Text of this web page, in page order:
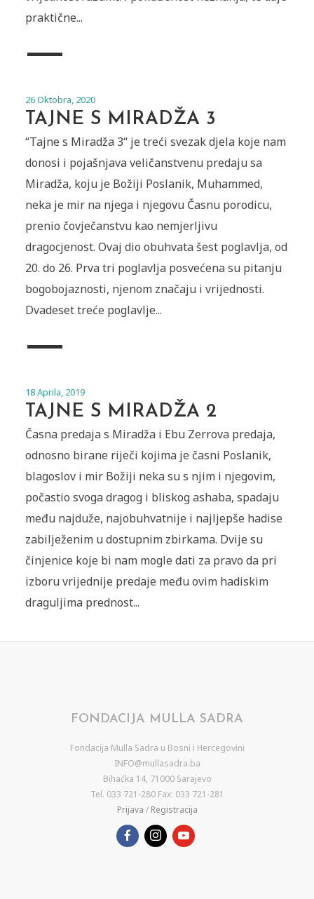
praktične...
26 Oktobra, 2020
TAJNE S MIRADŽA 3
“Tajne s Miradža 3“ je treći svezak djela koje nam
donosi i pojašnjava veličanstvenu predaju sa
Miradža, koju je Božiji Poslanik, Muhammed,
neka je mir na njega i njegovu Časnu porodicu,
prenio čovječanstvu kao nemjerljivu
dragocjenost. Ovaj dio obuhvata šest poglavlja, od
20. do 26. Prva tri poglavlja posvećena su pitanju
bogobojaznosti, njenom značaju i vrijednosti.
Dvadeset treće poglavlje...
18 Aprila, 2019
TAJNE S MIRADŽA 2
Časna predaja s Miradža i Ebu Zerrova predaja,
odnosno birane riječi kojima je časni Poslanik,
blagoslov i mir Božiji neka su s njim i njegovim,
počastio svoga dragog i bliskog ashaba, spadaju
među najduže, najobuhvatnije i najljepše hadise
zabilježenim u dostupnim zbirkama. Dvije su
činjenice koje bi nam mogle dati za pravo da pri
izboru vrijednije predaje među ovim hadiskim
draguljima prednost...
FONDACIJA MULLA SADRA
Fondacija Mulla Sadra u Bosni i Hercegovini
INFO@mullasadra.ba
Bihaćka 14, 71000 Sarajevo
Tel. 033 721-280 Fax: 033 721-281
Prijava / Registracija